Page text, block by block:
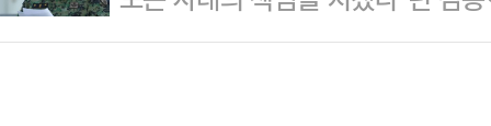
르면 조 대표 …
도"라며 김 의원에게 사과했다.9일
해 윤석열 대통령의 비상계엄 선포